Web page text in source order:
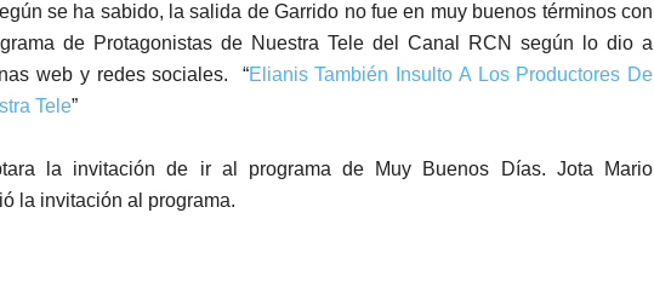
se ha sabido, la salida de Garrido no fue en muy buenos términos con
de Protagonistas de Nuestra Tele del Canal RCN según lo dio a
web y redes sociales.
“Elianis También Insulto A Los Productores De
Tele”
la invitación de ir al programa de Muy Buenos Días. Jota Mario
la invitación al programa.